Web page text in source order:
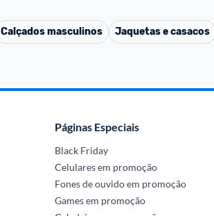
Calçados masculinos Jaquetas e casacos
Páginas Especiais
Black Friday
Celulares em promoção
Fones de ouvido em promoção
Games em promoção